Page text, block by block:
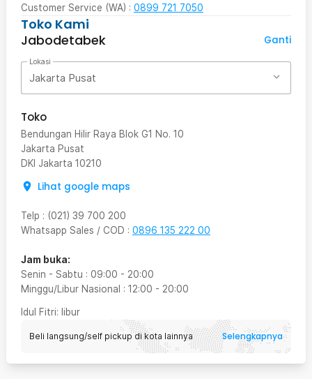
Customer Service (WA) : 0899 721 7050
Toko Kami
Jabodetabek
Ganti
Lokasi
Jakarta Pusat
Toko
Bendungan Hilir Raya Blok G1 No. 10
Jakarta Pusat
DKI Jakarta 10210
Lihat google maps
Telp : (021) 39 700 200
Whatsapp Sales / COD : 0896 135 222 00
Jam buka:
Senin - Sabtu : 09:00 - 20:00
Minggu/Libur Nasional : 12:00 - 20:00
Idul Fitri: libur
Beli langsung/self pickup di kota lainnya Selengkapnya